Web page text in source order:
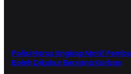
Polisi Harus Ungkap Motif
Boleh Dikubur Bersana Korban